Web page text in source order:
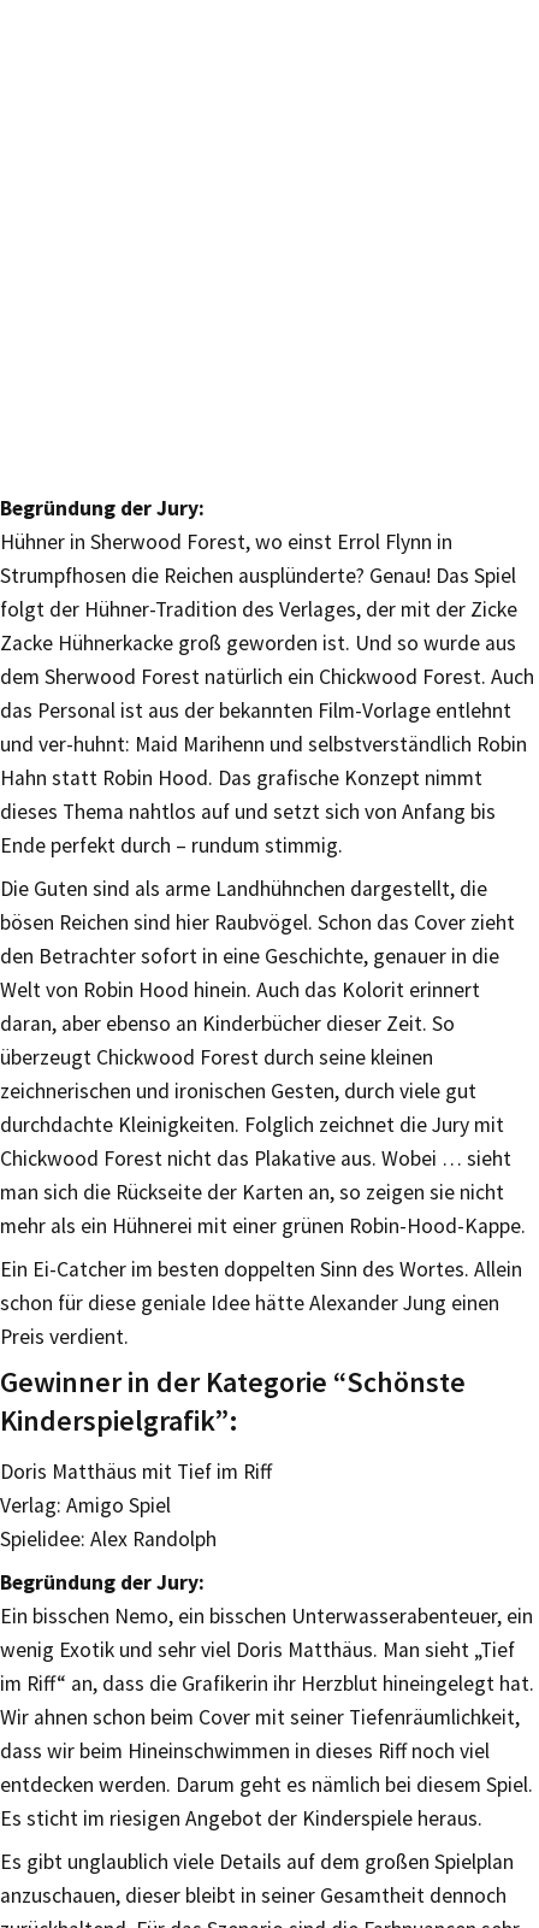
Begründung der Jury:
Hühner in Sherwood Forest, wo einst Errol Flynn in
Strumpfhosen die Reichen ausplünderte? Genau! Das Spiel
folgt der Hühner-Tradition des Verlages, der mit der Zicke
Zacke Hühnerkacke groß geworden ist. Und so wurde aus
dem Sherwood Forest natürlich ein Chickwood Forest. Auch
das Personal ist aus der bekannten Film-Vorlage entlehnt
und ver-huhnt: Maid Marihenn und selbstverständlich Robin
Hahn statt Robin Hood. Das grafische Konzept nimmt
dieses Thema nahtlos auf und setzt sich von Anfang bis
Ende perfekt durch – rundum stimmig.
Die Guten sind als arme Landhühnchen dargestellt, die
bösen Reichen sind hier Raubvögel. Schon das Cover zieht
den Betrachter sofort in eine Geschichte, genauer in die
Welt von Robin Hood hinein. Auch das Kolorit erinnert
daran, aber ebenso an Kinderbücher dieser Zeit. So
überzeugt Chickwood Forest durch seine kleinen
zeichnerischen und ironischen Gesten, durch viele gut
durchdachte Kleinigkeiten. Folglich zeichnet die Jury mit
Chickwood Forest nicht das Plakative aus. Wobei … sieht
man sich die Rückseite der Karten an, so zeigen sie nicht
mehr als ein Hühnerei mit einer grünen Robin-Hood-Kappe.
Ein Ei-Catcher im besten doppelten Sinn des Wortes. Allein
schon für diese geniale Idee hätte Alexander Jung einen
Preis verdient.
Gewinner in der Kategorie “Schönste
Kinderspielgrafik”:
Doris Matthäus mit Tief im Riff
Verlag: Amigo Spiel
Spielidee: Alex Randolph
Begründung der Jury:
Ein bisschen Nemo, ein bisschen Unterwasserabenteuer, ein
wenig Exotik und sehr viel Doris Matthäus. Man sieht „Tief
im Riff“ an, dass die Grafikerin ihr Herzblut hineingelegt hat.
Wir ahnen schon beim Cover mit seiner Tiefenräumlichkeit,
dass wir beim Hineinschwimmen in dieses Riff noch viel
entdecken werden. Darum geht es nämlich bei diesem Spiel.
Es sticht im riesigen Angebot der Kinderspiele heraus.
Es gibt unglaublich viele Details auf dem großen Spielplan
anzuschauen, dieser bleibt in seiner Gesamtheit dennoch